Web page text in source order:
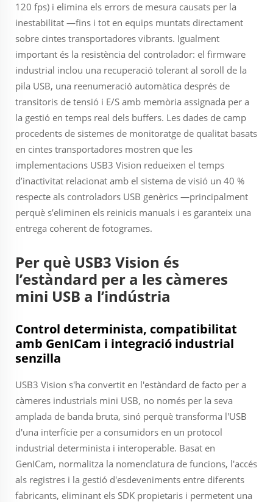
120 fps) i elimina els errors de mesura causats per la
inestabilitat —fins i tot en equips muntats directament
sobre cintes transportadores vibrants. Igualment
important és la resistència del controlador: el firmware
industrial inclou una recuperació tolerant al soroll de la
pila USB, una reenumeració automàtica després de
transitoris de tensió i E/S amb memòria assignada per a
la gestió en temps real dels buffers. Les dades de camp
procedents de sistemes de monitoratge de qualitat basats
en cintes transportadores mostren que les
implementacions USB3 Vision redueixen el temps
d’inactivitat relacionat amb el sistema de visió un 40 %
respecte als controladors USB genèrics —principalment
perquè s’eliminen els reinicis manuals i es garanteix una
entrega coherent de fotogrames.
Per què USB3 Vision és
l’estàndard per a les càmeres
mini USB a l’indústria
Control determinista, compatibilitat
amb GenICam i integració industrial
senzilla
USB3 Vision s'ha convertit en l'estàndard de facto per a
càmeres industrials mini USB, no només per la seva
amplada de banda bruta, sinó perquè transforma l'USB
d'una interfície per a consumidors en un protocol
industrial determinista i interoperable. Basat en
GenICam, normalitza la nomenclatura de funcions, l'accés
als registres i la gestió d'esdeveniments entre diferents
fabricants, eliminant els SDK propietaris i permetent una